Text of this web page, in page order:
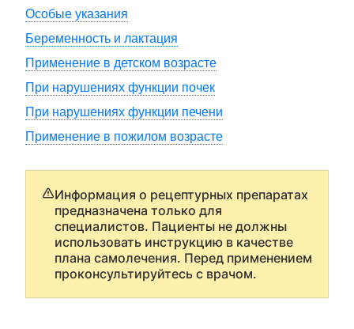
Особые указания
Беременность и лактация
Применение в детском возрасте
При нарушениях функции почек
При нарушениях функции печени
Применение в пожилом возрасте
Информация о рецептурных препаратах
предназначена только для
специалистов. Пациенты не должны
использовать инструкцию в качестве
плана самолечения. Перед применением
проконсультируйтесь с врачом.